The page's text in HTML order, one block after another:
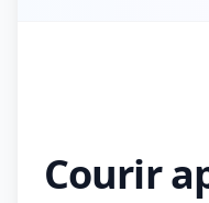
Courir